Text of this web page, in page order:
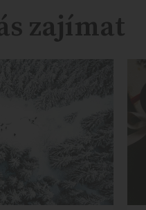
zajímat